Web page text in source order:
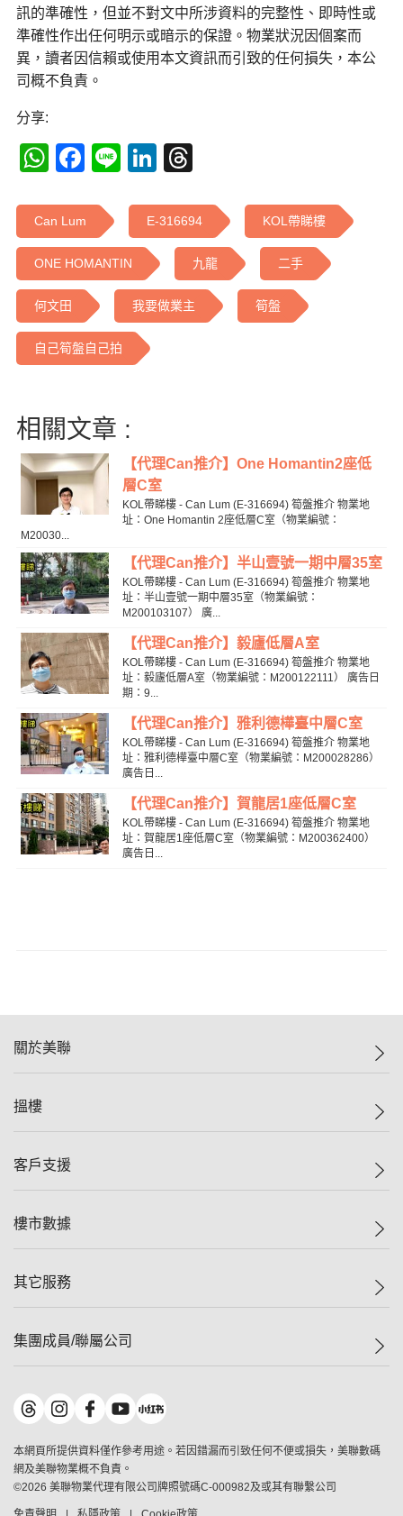
訊的準確性，但並不對文中所涉資料的完整性、即時性或
準確性作出任何明示或暗示的保證。物業狀況因個案而
異，讀者因信賴或使用本文資訊而引致的任何損失，本公
司概不負責。
分享:
WhatsApp
Facebook
LineLinkedIn
Can Lum E-316694 KOL帶睇樓
ONE HOMANTIN 九龍 二手
何文田 我要做業主 筍盤
自己筍盤自己拍
相關文章 :
【代理Can推介】One Homantin2座低
層C室
KOL帶睇樓 - Can Lum (E-316694) 筍盤推介 物業地
址：One Homantin 2座低層C室（物業編號：
M20030...
【代理Can推介】半山壹號一期中層35室
KOL帶睇樓 - Can Lum (E-316694) 筍盤推介 物業地
址：半山壹號一期中層35室（物業編號：
M200103107） 廣...
【代理Can推介】毅廬低層A室
KOL帶睇樓 - Can Lum (E-316694) 筍盤推介 物業地
址：毅廬低層A室（物業編號：M200122111） 廣告日
期：9...
【代理Can推介】雅利德樺臺中層C室
KOL帶睇樓 - Can Lum (E-316694) 筍盤推介 物業地
址：雅利德樺臺中層C室（物業編號：M200028286）
廣告日...
【代理Can推介】賀龍居1座低層C室
KOL帶睇樓 - Can Lum (E-316694) 筍盤推介 物業地
址：賀龍居1座低層C室（物業編號：M200362400）
廣告日...
關於美聯
美聯集團
人才招募
搵樓
一手新盤
減價
美聯豪宅
獨家樓盤
租盤
客戶支援
自助放盤
查詢熱線
按揭計算機
負擔能力計算機
轉按計算機
繳款方式
樓市數據
樓價指數
歷史成交
屋苑成交排行榜
地區百科
其它服務
屋苑專頁
美聯精英會
美善會
地產代理管理協會
申報已遞交的購樓意向登記
集團成員/聯屬公司
美聯物業
鋑聯控股*
美聯工商舖*
美聯中國
美聯澳門
本網頁所提供資料僅作參考用途。若因錯漏而引致任何不便或損失，美聯數碼
網及美聯物業概不負責。
©2026 美聯物業代理有限公司牌照號碼C-000982及或其有聯繫公司